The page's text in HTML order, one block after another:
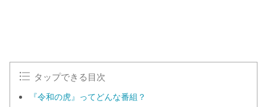
タップできる目次
『令和の虎』ってどんな番組？